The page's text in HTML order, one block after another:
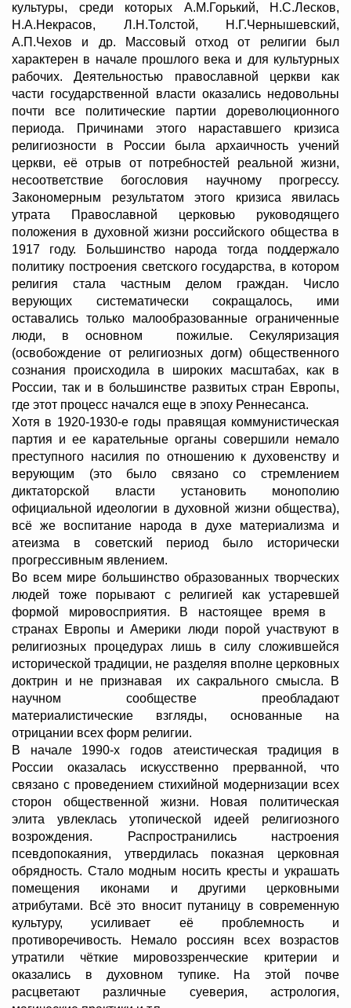
культуры, среди которых А.М.Горький, Н.С.Лесков,
Н.А.Некрасов, Л.Н.Толстой, Н.Г.Чернышевский,
А.П.Чехов и др. Массовый отход от религии был
характерен в начале прошлого века и для культурных
рабочих. Деятельностью православной церкви как
части государственной власти оказались недовольны
почти все политические партии дореволюционного
периода. Причинами этого нараставшего кризиса
религиозности в России была архаичность учений
церкви, её отрыв от потребностей реальной жизни,
несоответствие богословия научному прогрессу.
Закономерным результатом этого кризиса явилась
утрата Православной церковью руководящего
положения в духовной жизни российского общества в
1917 году. Большинство народа тогда поддержало
политику построения светского государства, в котором
религия стала частным делом граждан. Число
верующих систематически сокращалось, ими
оставались только малообразованные ограниченные
люди, в основном пожилые. Секуляризация
(освобождение от религиозных догм) общественного
сознания происходила в широких масштабах, как в
России, так и в большинстве развитых стран Европы,
где этот процесс начался еще в эпоху Реннесанса.
Хотя в 1920-1930-е годы правящая коммунистическая
партия и ее карательные органы совершили немало
преступного насилия по отношению к духовенству и
верующим (это было связано со стремлением
диктаторской власти установить монополию
официальной идеологии в духовной жизни общества),
всё же воспитание народа в духе материализма и
атеизма в советский период было исторически
прогрессивным явлением.
Во всем мире большинство образованных творческих
людей тоже порывают с религией как устаревшей
формой мировосприятия. В настоящее время в
странах Европы и Америки люди порой участвуют в
религиозных процедурах лишь в силу сложившейся
исторической традиции, не разделяя вполне церковных
доктрин и не признавая их сакрального смысла. В
научном сообществе преобладают
материалистические взгляды, основанные на
отрицании всех форм религии.
В начале 1990-х годов атеистическая традиция в
России оказалась искусственно прерванной, что
связано с проведением стихийной модернизации всех
сторон общественной жизни. Новая политическая
элита увлеклась утопической идеей религиозного
возрождения. Распространились настроения
псевдопокаяния, утвердилась показная церковная
обрядность. Стало модным носить кресты и украшать
помещения иконами и другими церковными
атрибутами. Всё это вносит путаницу в современную
культуру, усиливает её проблемность и
противоречивость. Немало россиян всех возрастов
утратили чёткие мировоззренческие критерии и
оказались в духовном тупике. На этой почве
расцветают различные суеверия, астрология,